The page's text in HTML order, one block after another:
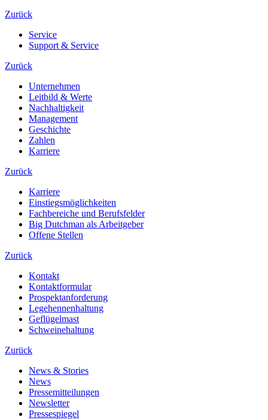
Zurück
Service
Support & Service
Zurück
Unternehmen
Leitbild & Werte
Nachhaltigkeit
Management
Geschichte
Zahlen
Karriere
Zurück
Karriere
Einstiegsmöglichkeiten
Fachbereiche und Berufsfelder
Big Dutchman als Arbeitgeber
Offene Stellen
Zurück
Kontakt
Kontaktformular
Prospektanforderung
Legehennenhaltung
Geflügelmast
Schweinehaltung
Zurück
News & Stories
News
Pressemitteilungen
Newsletter
Pressespiegel